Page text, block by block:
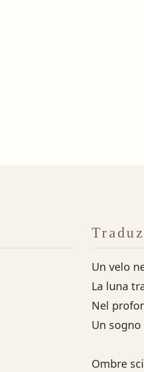
Un velo
La luna
Nel
Un
Ombre